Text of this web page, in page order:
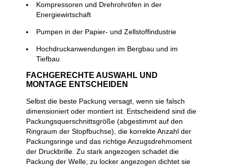
Kompressoren und Drehrohröfen in der
Energiewirtschaft
Pumpen in der Papier- und Zellstoffindustrie
Hochdruckanwendungen im Bergbau und im
Tiefbau
FACHGERECHTE AUSWAHL UND
MONTAGE ENTSCHEIDEN
Selbst die beste Packung versagt, wenn sie falsch
dimensioniert oder montiert ist. Entscheidend sind die
Packungsquerschnittsgröße (abgestimmt auf den
Ringraum der Stopfbuchse), die korrekte Anzahl der
Packungsringe und das richtige Anzugsdrehmoment
der Druckbrille. Zu stark angezogen schadet die
Packung der Welle; zu locker angezogen dichtet sie